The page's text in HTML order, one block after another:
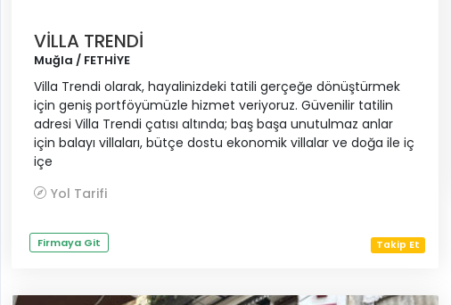
VİLLA TRENDİ
Muğla / FETHİYE
Villa Trendi olarak, hayalinizdeki tatili gerçeğe dönüştürmek
için geniş portföyümüzle hizmet veriyoruz. Güvenilir tatilin
adresi Villa Trendi çatısı altında; baş başa unutulmaz anlar
için balayı villaları, bütçe dostu ekonomik villalar ve doğa ile iç
içe
Yol Tarifi
Firmaya Git Takip Et